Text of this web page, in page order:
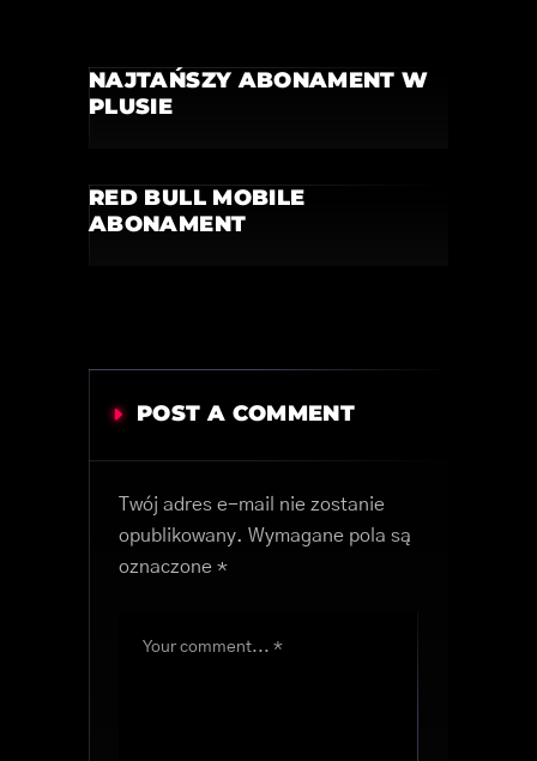
NAJTAŃSZY ABONAMENT W
PLUSIE
RED BULL MOBILE
ABONAMENT
POST A COMMENT
Twój adres e-mail nie zostanie
opublikowany. Wymagane pola są
oznaczone *